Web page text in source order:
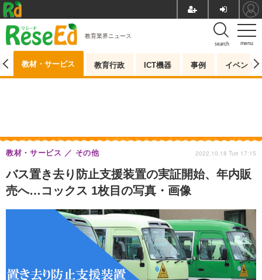
menu
search
教育業界ニュース
教材・サービス 教育行政 ICT機器 事例 イベント
バス置き去り防止支援装置の実証開始、年内販
売へ…コックス 1枚目の写真・画像
教材・サービス その他 2022.10.18 Tue 17:15